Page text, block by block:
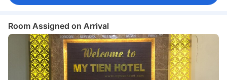
Room Assigned on Arrival